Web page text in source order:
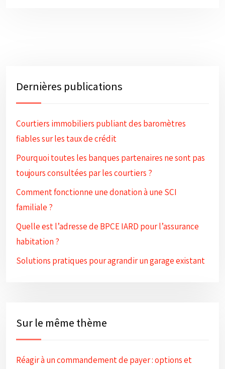
Dernières publications
Courtiers immobiliers publiant des baromètres
fiables sur les taux de crédit
Pourquoi toutes les banques partenaires ne sont pas
toujours consultées par les courtiers ?
Comment fonctionne une donation à une SCI
familiale ?
Quelle est l’adresse de BPCE IARD pour l’assurance
habitation ?
Solutions pratiques pour agrandir un garage existant
Sur le même thème
Réagir à un commandement de payer : options et